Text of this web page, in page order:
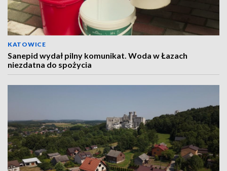
KATOWICE
Sanepid wydał pilny komunikat. Woda w Łazach
niezdatna do spożycia